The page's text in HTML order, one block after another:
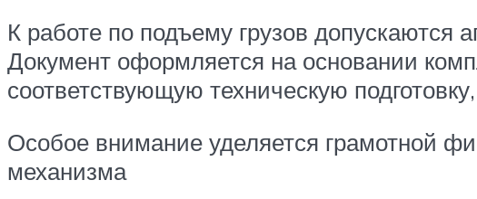
К работе по подъему грузов допускаются
Документ оформляется на основании
соответствующую техническую
Особое внимание уделяется грамотной
механизма